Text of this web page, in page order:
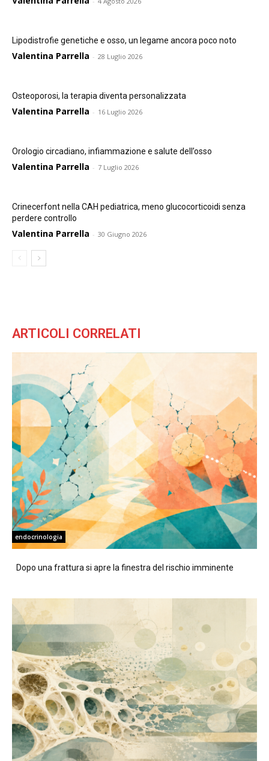
Lipodistrofie genetiche e osso, un legame ancora poco noto
Valentina Parrella - 28 Luglio 2026
Osteoporosi, la terapia diventa personalizzata
Valentina Parrella - 16 Luglio 2026
Orologio circadiano, infiammazione e salute dell’osso
Valentina Parrella - 7 Luglio 2026
Crinecerfont nella CAH pediatrica, meno glucocorticoidi senza
perdere controllo
Valentina Parrella - 30 Giugno 2026
ARTICOLI CORRELATI
endocrinologia
Dopo una frattura si apre la finestra del rischio imminente